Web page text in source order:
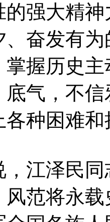
的强大精
奋发有
掌握历史
底气，不
各种困难
，江泽民
风范将永